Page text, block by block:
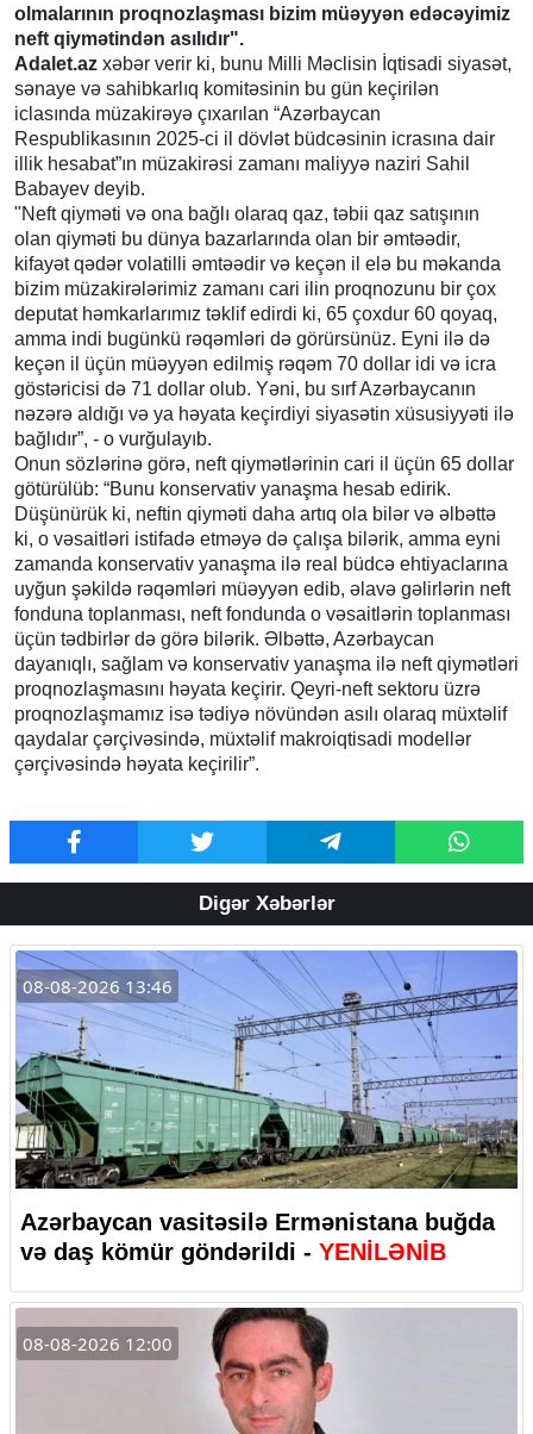
olmalarının proqnozlaşması bizim müəyyən edəcəyimiz
neft qiymətindən asılıdır".
Adalet.az xəbər verir ki, bunu Milli Məclisin İqtisadi siyasət,
sənaye və sahibkarlıq komitəsinin bu gün keçirilən
iclasında müzakirəyə çıxarılan “Azərbaycan
Respublikasının 2025-ci il dövlət büdcəsinin icrasına dair
illik hesabat”ın müzakirəsi zamanı maliyyə naziri Sahil
Babayev deyib.
"Neft qiyməti və ona bağlı olaraq qaz, təbii qaz satışının
olan qiyməti bu dünya bazarlarında olan bir əmtəədir,
kifayət qədər volatilli əmtəədir və keçən il elə bu məkanda
bizim müzakirələrimiz zamanı cari ilin proqnozunu bir çox
deputat həmkarlarımız təklif edirdi ki, 65 çoxdur 60 qoyaq,
amma indi bugünkü rəqəmləri də görürsünüz. Eyni ilə də
keçən il üçün müəyyən edilmiş rəqəm 70 dollar idi və icra
göstəricisi də 71 dollar olub. Yəni, bu sırf Azərbaycanın
nəzərə aldığı və ya həyata keçirdiyi siyasətin xüsusiyyəti ilə
bağlıdır”, - o vurğulayıb.
Onun sözlərinə görə, neft qiymətlərinin cari il üçün 65 dollar
götürülüb: “Bunu konservativ yanaşma hesab edirik.
Düşünürük ki, neftin qiyməti daha artıq ola bilər və əlbəttə
ki, o vəsaitləri istifadə etməyə də çalışa bilərik, amma eyni
zamanda konservativ yanaşma ilə real büdcə ehtiyaclarına
uyğun şəkildə rəqəmləri müəyyən edib, əlavə gəlirlərin neft
fonduna toplanması, neft fondunda o vəsaitlərin toplanması
üçün tədbirlər də görə bilərik. Əlbəttə, Azərbaycan
dayanıqlı, sağlam və konservativ yanaşma ilə neft qiymətləri
proqnozlaşmasını həyata keçirir. Qeyri-neft sektoru üzrə
proqnozlaşmamız isə tədiyə növündən asılı olaraq müxtəlif
qaydalar çərçivəsində, müxtəlif makroiqtisadi modellər
çərçivəsində həyata keçirilir”.
Digər Xəbərlər
08-08-2026 13:46
Azərbaycan vasitəsilə Ermənistana buğda
və daş kömür göndərildi - YENİLƏNİB
08-08-2026 12:00